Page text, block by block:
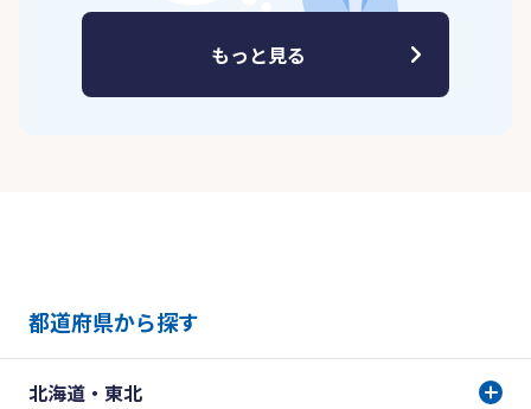
もっと見る
都道府県から探す
北海道・東北